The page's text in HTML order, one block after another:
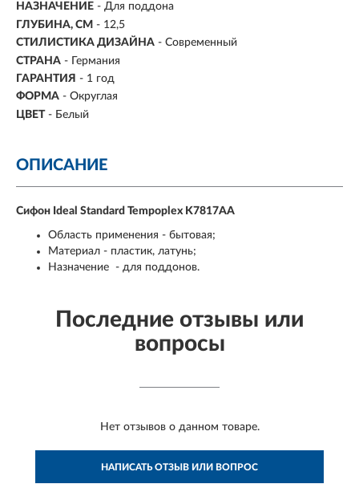
НАЗНАЧЕНИЕ - Для поддона
ГЛУБИНА, СМ - 12,5
СТИЛИСТИКА ДИЗАЙНА - Современный
СТРАНА - Германия
ГАРАНТИЯ - 1 год
ФОРМА - Округлая
ЦВЕТ - Белый
ОПИСАНИЕ
Сифон Ideal Standard Tempoplex K7817AA
Область применения - бытовая;
Материал - пластик, латунь;
Назначение - для поддонов.
Последние отзывы или
вопросы
Нет отзывов о данном товаре.
НАПИСАТЬ ОТЗЫВ ИЛИ ВОПРОС